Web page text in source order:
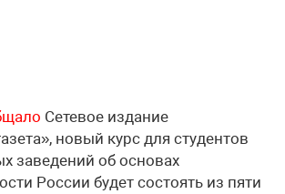
Сетевое издание
новый курс для студентов
заведений об основах
России будет состоять из пяти